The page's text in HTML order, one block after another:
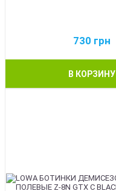
730 грн
В КОРЗИНУ